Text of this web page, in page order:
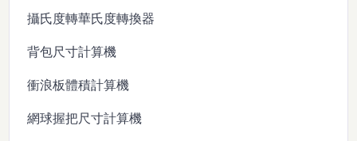
攝氏度轉華氏度轉換器
背包尺寸計算機
衝浪板體積計算機
網球握把尺寸計算機